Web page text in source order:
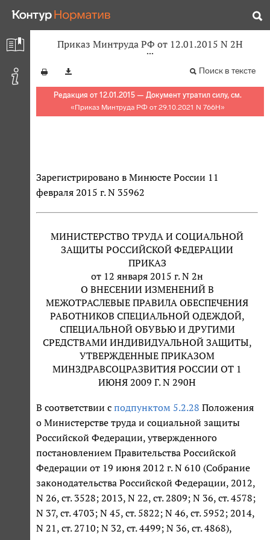
Приказ Минтруда РФ от 12.01.2015 N 2Н
Поиск в тексте
Редакция от 12.01.2015 — Документ утратил силу, см.
«Приказ Минтруда РФ от 29.10.2021 N 766Н»
Зарегистрировано в Минюсте России 11
февраля 2015 г. N 35962
МИНИСТЕРСТВО ТРУДА И СОЦИАЛЬНОЙ
ЗАЩИТЫ РОССИЙСКОЙ ФЕДЕРАЦИИ
ПРИКАЗ
от 12 января 2015 г. N 2н
О ВНЕСЕНИИ ИЗМЕНЕНИЙ В
МЕЖОТРАСЛЕВЫЕ ПРАВИЛА ОБЕСПЕЧЕНИЯ
РАБОТНИКОВ СПЕЦИАЛЬНОЙ ОДЕЖДОЙ,
СПЕЦИАЛЬНОЙ ОБУВЬЮ И ДРУГИМИ
СРЕДСТВАМИ ИНДИВИДУАЛЬНОЙ ЗАЩИТЫ,
УТВЕРЖДЕННЫЕ ПРИКАЗОМ
МИНЗДРАВСОЦРАЗВИТИЯ РОССИИ ОТ 1
ИЮНЯ 2009 Г. N 290Н
В соответствии с подпунктом 5.2.28 Положения
о Министерстве труда и социальной защиты
Российской Федерации, утвержденного
постановлением Правительства Российской
Федерации от 19 июня 2012 г. N 610 (Собрание
законодательства Российской Федерации, 2012,
N 26, ст. 3528; 2013, N 22, ст. 2809; N 36, ст. 4578;
N 37, ст. 4703; N 45, ст. 5822; N 46, ст. 5952; 2014,
N 21, ст. 2710; N 32, ст. 4499; N 36, ст. 4868),